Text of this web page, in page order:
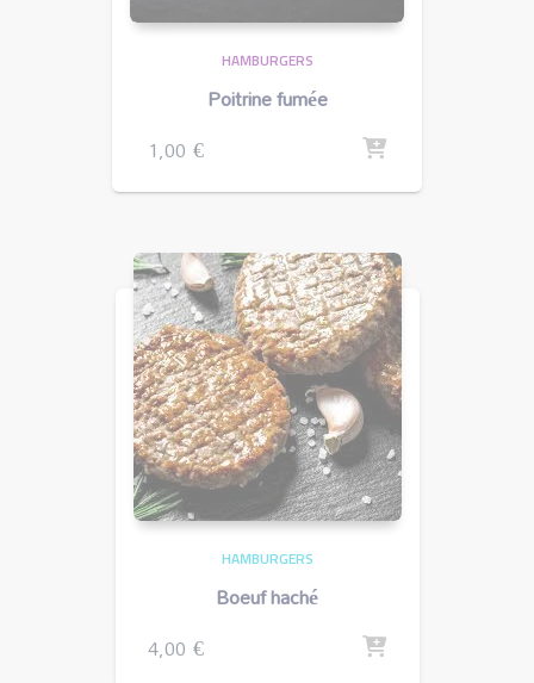
HAMBURGERS
Poitrine fumée
1,00 €
HAMBURGERS
Boeuf haché
4,00 €